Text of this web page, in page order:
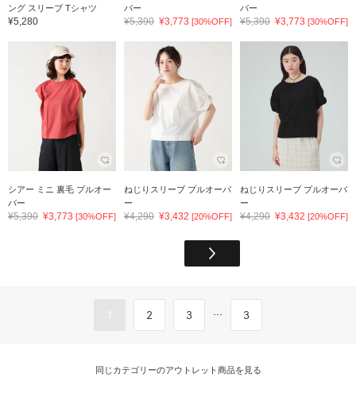
ング スリーブ Tシャツ
¥5,280
バー
¥5,390 ¥3,773 [30%OFF]
バー
¥5,390 ¥3,773 [30%OFF]
シアー ミニ 裏毛 プルオー
バー
¥5,390 ¥3,773 [30%OFF]
ねじりスリーブ プルオーバ
ー
¥4,290 ¥3,432 [20%OFF]
ねじりスリーブ プルオーバ
ー
¥4,290 ¥3,432 [20%OFF]
1 2 3 ... 3
同じカテゴリーのアウトレット商品を見る